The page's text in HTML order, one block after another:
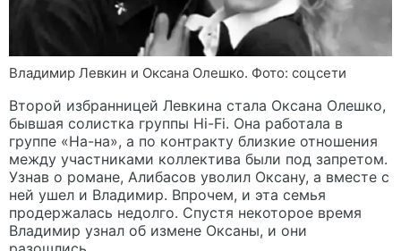
Владимир Левкин и Оксана Олешко. Фото: соцсети
Второй избранницей Левкина стала Оксана Олешко,
бывшая солистка группы Hi-Fi. Она работала в
группе «На-на», а по контракту близкие отношения
между участниками коллектива были под запретом.
Узнав о романе, Алибасов уволил Оксану, а вместе с
ней ушел и Владимир. Впрочем, и эта семья
продержалась недолго. Спустя некоторое время
Владимир узнал об измене Оксаны, и они